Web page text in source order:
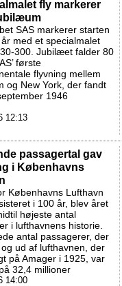
fly markerer
SAS markerer starten
med et specialmalet
300. Jubilæet falder 80
første
flyvning mellem
og New York, der fandt
1946
12:13
passagertal gav
i Københavns
Københavns Lufthavn
i 100 år, blev året
højeste antal
i lufthavnens historie.
antal passagerer, der
ud af lufthavnen, der
på Amager i 1925, var
32,4 millioner
14:00